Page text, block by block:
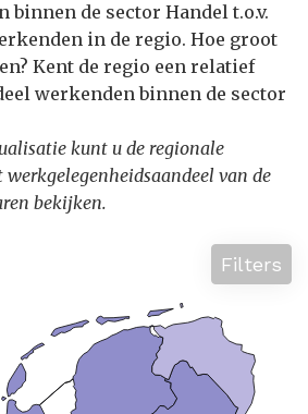
binnen de sector Handel t.o.v.
in de regio. Hoe groot
Kent de regio een relatief
werkenden binnen de sector
kunt u de regionale
van de
bekijken.
Filters